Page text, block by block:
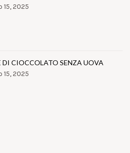
15, 2025
DI CIOCCOLATO SENZA UOVA
15, 2025